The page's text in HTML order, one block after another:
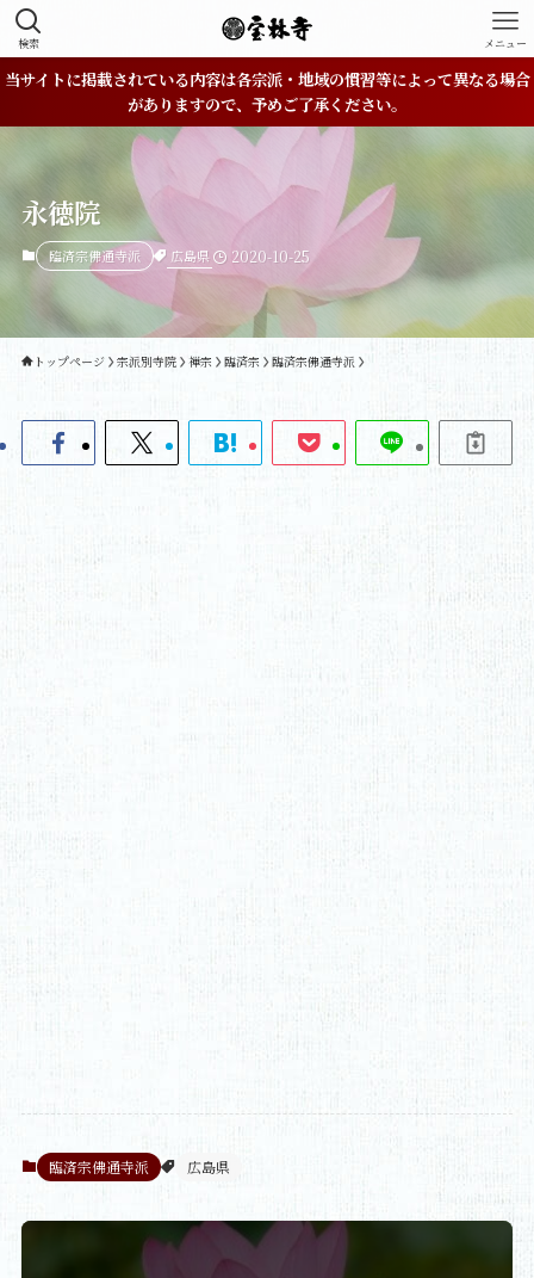
検索 メニュー
当サイトに掲載されている内容は各宗派・地域の慣習等によって異なる場合
がありますので、予めご了承ください。
永徳院
臨済宗佛通寺派 広島県 2020-10-25
トップページ 宗派別寺院 禅宗 臨済宗 臨済宗佛通寺派
臨済宗佛通寺派 広島県